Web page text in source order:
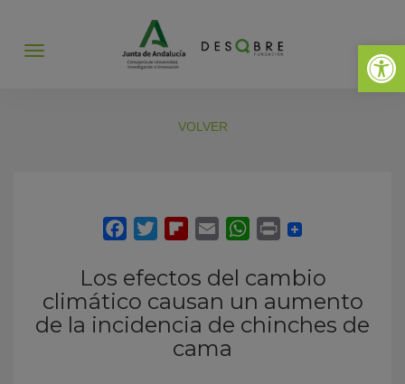
Abrir
Abrir
VOLVER
Los efectos del cambio
climático causan un aumento
de la incidencia de chinches de
cama